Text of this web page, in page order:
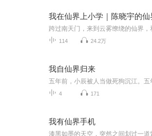
114 24.2万
我自仙界归来
4 171
我有仙界手机